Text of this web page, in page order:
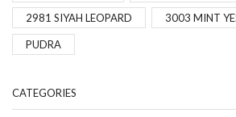
2981 SIYAH LEOPARD 3003 MINT
PUDRA
CATEGORIES